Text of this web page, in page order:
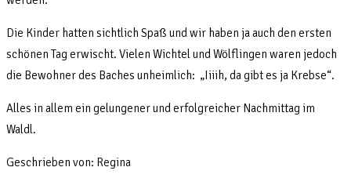
Die Kinder hatten sichtlich Spaß und wir haben ja auch den ersten
schönen Tag erwischt. Vielen Wichtel und Wölflingen waren jedoch
die Bewohner des Baches unheimlich: „Iiiih, da gibt es ja Krebse“.
Alles in allem ein gelungener und erfolgreicher Nachmittag im
Waldl.
Geschrieben von: Regina